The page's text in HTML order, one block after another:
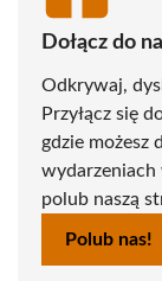
Dołącz do
Odkrywaj,
Przyłącz się
gdzie możesz
wydarzeniach
polub naszą
Polub nas!